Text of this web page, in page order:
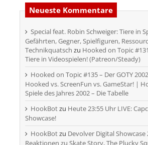
Neueste Kommentare
Special feat. Robin Schweiger: Tiere in
Gefährten, Gegner, Spielfiguren,
Technikquatsch zu Hooked on Topic
Tiere in Videospielen! (Patreon/Steady)
Hooked on Topic #135 – Der GOTY
Hooked vs. ScreenFun vs. GameStar! |
Spiele des Jahres 2002 – Die Tabelle
HookBotzu Heute 23:55 Uhr LIVE:
Showcase!
HookBotzu Devolver Digital Showcase
Reaktionen zu Skate Story, The Plucky